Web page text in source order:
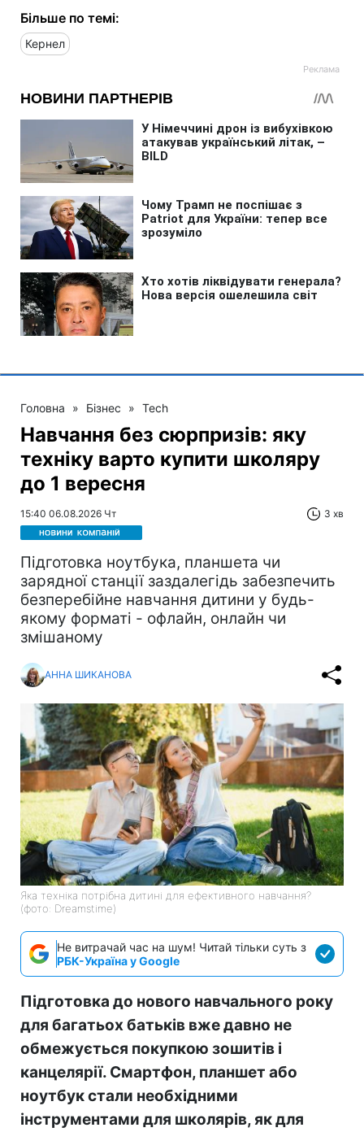
Більше по темі:
Кернел
Головна » Бізнес » Tech
Навчання без сюрпризів: яку
техніку варто купити школяру
до 1 вересня
15:40 06.08.2026 Чт 3 хв
Підготовка ноутбука, планшета чи
зарядної станції заздалегідь забезпечить
безперебійне навчання дитини у будь-
якому форматі - офлайн, онлайн чи
змішаному
АННА ШИКАНОВА
Яка техніка потрібна дитині для ефективного навчання?
(фото: Dreamstime)
Не витрачай час на шум! Читай тільки суть з
РБК-Україна у Google
Підготовка до нового навчального року
для багатьох батьків вже давно не
обмежується покупкою зошитів і
канцелярії. Смартфон, планшет або
ноутбук стали необхідними
інструментами для школярів, як для